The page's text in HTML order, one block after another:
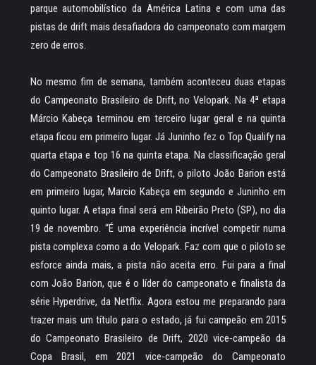
parque automobilístico da América Latina e com uma das
pistas de drift mais desafiadora do campeonato com margem
zero de erros.
No mesmo fim de semana, também aconteceu duas etapas
do Campeonato Brasileiro de Drift, no Velopark. Na 4ª etapa
Márcio Kabeça terminou em terceiro lugar geral e na quinta
etapa ficou em primeiro lugar. Já Juninho fez o Top Qualify na
quarta etapa e top 16 na quinta etapa. Na classificação geral
do Campeonato Brasileiro de Drift, o piloto João Barion está
em primeiro lugar, Marcio Kabeça em segundo e Juninho em
quinto lugar. A etapa final será em Ribeirão Preto (SP), no dia
19 de novembro. “É uma experiência incrível competir numa
pista complexa como a do Velopark. Faz com que o piloto se
esforce ainda mais, a pista não aceita erro. Fui para a final
com João Barion, que é o líder do campeonato e finalista da
série Hyperdrive, da Netflix. Agora estou me preparando para
trazer mais um título para o estado, já fui campeão em 2015
do Campeonato Brasileiro de Drift, 2020 vice-campeão da
Copa Brasil, em 2021 vice-campeão do Campeonato